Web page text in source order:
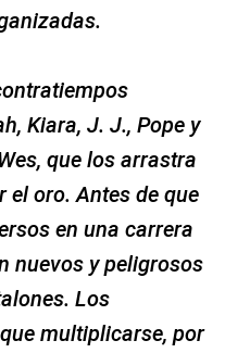
Kiara, J. J., Pope y
que los arrastra
el oro. Antes de que
en una carrera
nuevos y peligrosos
Los
multiplicarse, por